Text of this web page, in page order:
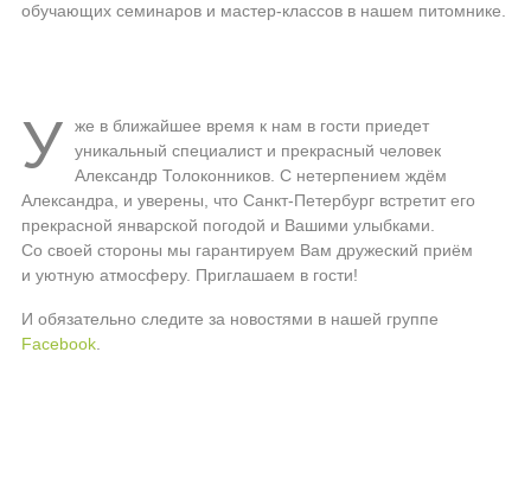
обучающих семинаров и мастер-классов в нашем питомнике.
У
же в ближайшее время к нам в гости приедет
уникальный специалист и прекрасный человек
Александр Толоконников. С нетерпением ждём
Александра, и уверены, что Санкт-Петербург встретит его
прекрасной январской погодой и Вашими улыбками.
Со своей стороны мы гарантируем Вам дружеский приём
и уютную атмосферу. Приглашаем в гости!
И обязательно следите за новостями в нашей группе
Facebook.